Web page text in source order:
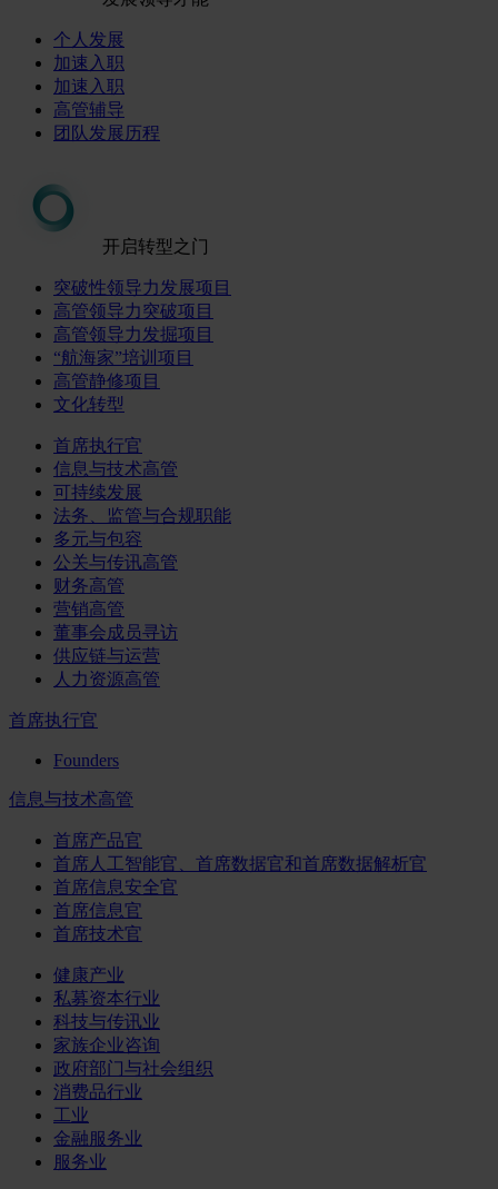
个人发展
加速入职
加速入职
高管辅导
团队发展历程
开启转型之门
突破性领导力发展项目
高管领导力突破项目
高管领导力发掘项目
“航海家”培训项目
高管静修项目
文化转型
首席执行官
信息与技术高管
可持续发展
法务、监管与合规职能
多元与包容
公关与传讯高管
财务高管
营销高管
董事会成员寻访
供应链与运营
人力资源高管
首席执行官
Founders
信息与技术高管
首席产品官
首席人工智能官、首席数据官和首席数据解析官
首席信息安全官
首席信息官
首席技术官
健康产业
私募资本行业
科技与传讯业
家族企业咨询
政府部门与社会组织
消费品行业
工业
金融服务业
服务业